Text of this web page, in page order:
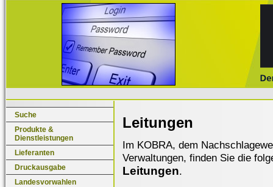
Suche
Produkte &
Dienstleistungen
Lieferanten
Druckausgabe
Landesvorwahlen
Leitungen
Im KOBRA, dem
Verwaltungen, finden Sie die
Leitungen.